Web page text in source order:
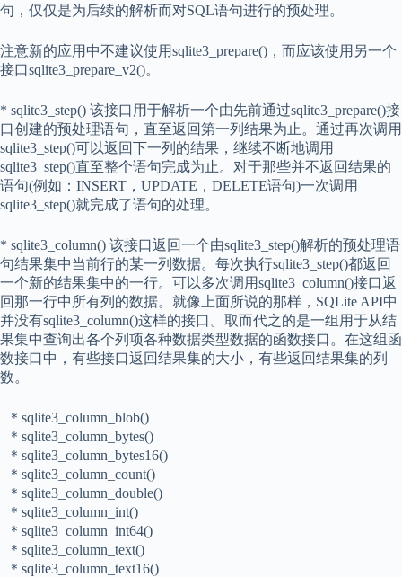
句，仅仅是为后续的解析而对SQL语句进行的预处理。
注意新的应用中不建议使用sqlite3_prepare()，而应该使用另一个
接口sqlite3_prepare_v2()。
* sqlite3_step() 该接口用于解析一个由先前通过sqlite3_prepare()接
口创建的预处理语句，直至返回第一列结果为止。通过再次调用
sqlite3_step()可以返回下一列的结果，继续不断地调用
sqlite3_step()直至整个语句完成为止。对于那些并不返回结果的
语句(例如：INSERT，UPDATE，DELETE语句)一次调用
sqlite3_step()就完成了语句的处理。
* sqlite3_column() 该接口返回一个由sqlite3_step()解析的预处理语
句结果集中当前行的某一列数据。每次执行sqlite3_step()都返回
一个新的结果集中的一行。可以多次调用sqlite3_column()接口返
回那一行中所有列的数据。就像上面所说的那样，SQLite API中
并没有sqlite3_column()这样的接口。取而代之的是一组用于从结
果集中查询出各个列项各种数据类型数据的函数接口。在这组函
数接口中，有些接口返回结果集的大小，有些返回结果集的列
数。
＊sqlite3_column_blob()
＊sqlite3_column_bytes()
＊sqlite3_column_bytes16()
＊sqlite3_column_count()
＊sqlite3_column_double()
＊sqlite3_column_int()
＊sqlite3_column_int64()
＊sqlite3_column_text()
＊sqlite3_column_text16()